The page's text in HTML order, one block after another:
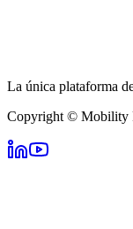
La única plataforma
Copyright © Mobility